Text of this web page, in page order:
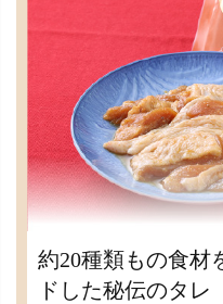
約20種類もの食材
ドした秘伝のタレ